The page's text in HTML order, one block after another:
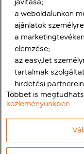
a weboldalunkon
ajánlatok
a
elemzése;
az easyJet
tartalmak
hirdetési
Többet is
közleményünkben